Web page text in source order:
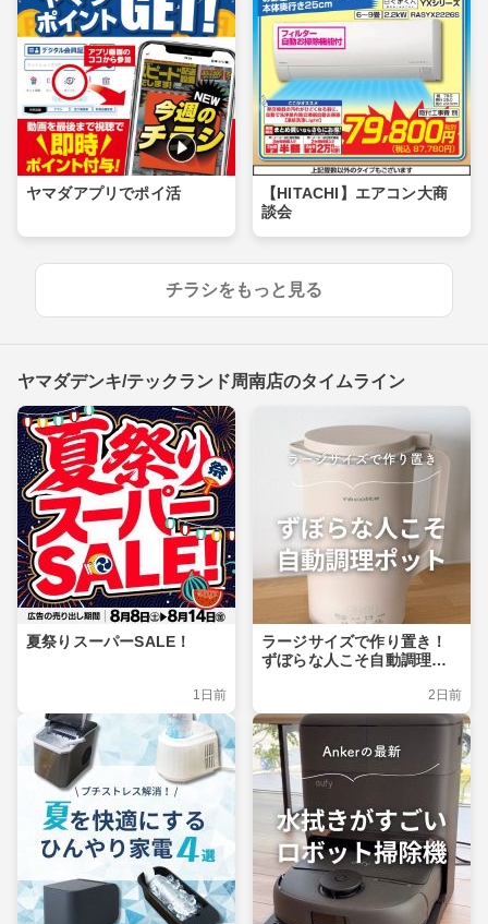
ヤマダアプリでポイ活
【HITACHI】エアコン大商
談会
チラシをもっと見る
ヤマダデンキ/テックランド周南店のタイムライン
夏祭りスーパーSALE！
1日前
ラージサイズで作り置き！
ずぼらな人こそ自動調理ポ
2日前